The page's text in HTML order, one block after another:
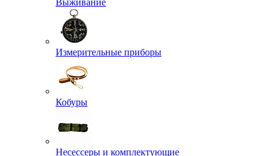
Балаклавы
Банданы
Бейсболки